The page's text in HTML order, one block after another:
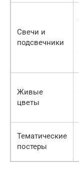
Свечи и
подсвечники
Живые
цветы
Тематические
постеры